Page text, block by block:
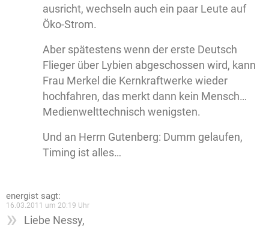
ausricht, wechseln auch ein paar Leute auf
Öko-Strom.
Aber spätestens wenn der erste Deutsch
Flieger über Lybien abgeschossen wird, kann
Frau Merkel die Kernkraftwerke wieder
hochfahren, das merkt dann kein Mensch…
Medienwelttechnisch wenigsten.
Und an Herrn Gutenberg: Dumm gelaufen,
Timing ist alles…
energist sagt:
16.03.2011 um 20:19 Uhr
Liebe Nessy,